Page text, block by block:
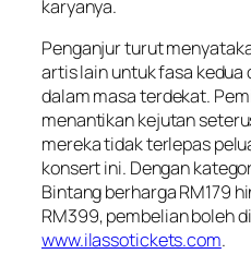
karyanya.
Penganjur turut
artis lain untuk fasa kedua
dalam masa terdekat.
menantikan kejutan
mereka tidak terlepas
konsert ini. Dengan
Bintang berharga RM179
RM399, pembelian boleh
www.ilassotickets.com.